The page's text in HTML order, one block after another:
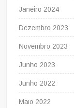
Janeiro 2024
Dezembro 2023
Novembro 2023
Junho 2023
Junho 2022
Maio 2022